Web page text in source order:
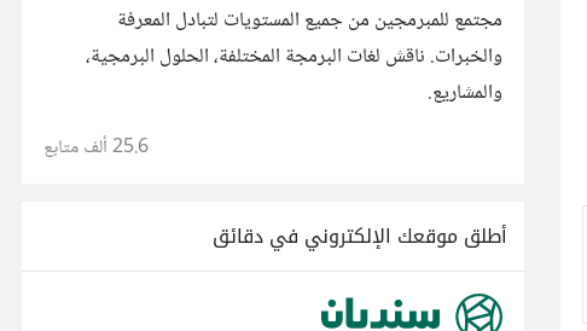
مجتمع للمبرمجين من جميع المستويات لتبادل المعرفة
والخبرات. ناقش لغات البرمجة المختلفة، الحلول البرمجية،
والمشاريع.
25.6 ألف متابع
أطلق موقعك الإلكتروني في دقائق